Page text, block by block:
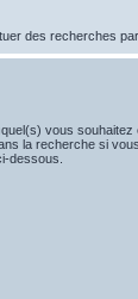
des recherches
vous
la recherche si
dessous.